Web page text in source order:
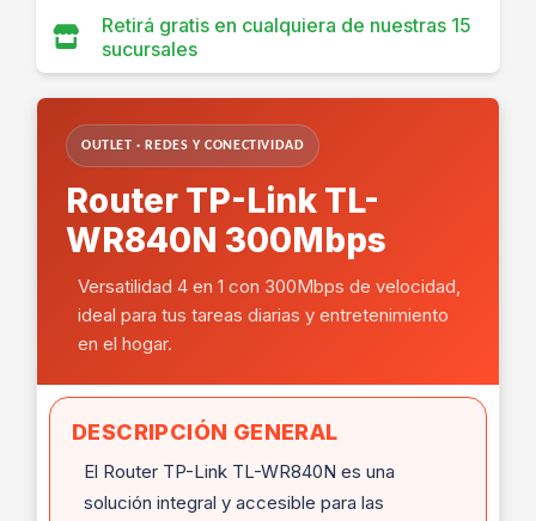
Retirá gratis en cualquiera de nuestras 15
sucursales
OUTLET · REDES Y CONECTIVIDAD
Router TP-Link TL-
WR840N 300Mbps
Versatilidad 4 en 1 con 300Mbps de velocidad,
ideal para tus tareas diarias y entretenimiento
en el hogar.
DESCRIPCIÓN GENERAL
El Router TP-Link TL-WR840N es una
solución integral y accesible para las